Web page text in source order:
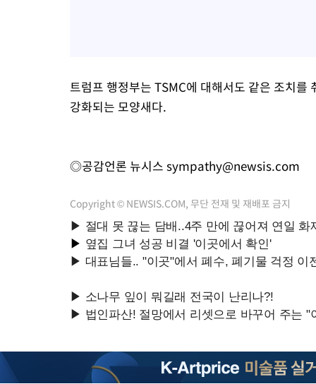
트럼프 행정부는 TSMC에 대해서도 같은 조치
강화되는 모양새다.
◎공감언론 뉴시스 sympathy@newsis.com
Copyright © NEWSIS.COM, 무단 전재 및 재배포 금지